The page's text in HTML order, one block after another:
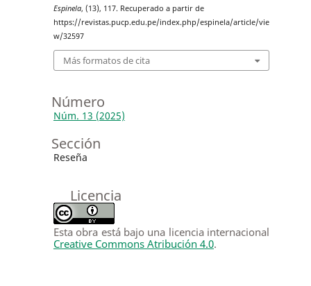
Espinela, (13), 117. Recuperado a partir de
https://revistas.pucp.edu.pe/index.php/espinela/article/vie
w/32597
Más formatos de cita
Número
Núm. 13 (2025)
Sección
Reseña
Licencia
Esta obra está bajo una licencia internacional
Creative Commons Atribución 4.0.